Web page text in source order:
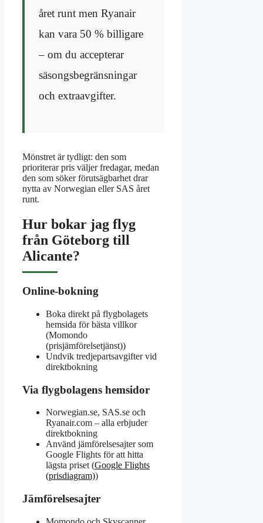
året runt men Ryanair
kan vara 50 % billigare
– om du accepterar
säsongsbegränsningar
och extraavgifter.
Mönstret är tydligt: den som
prioriterar pris väljer fredagar, medan
den som söker förutsägbarhet drar
nytta av Norwegian eller SAS året
runt.
Hur bokar jag flyg
från Göteborg till
Alicante?
Online-bokning
Boka direkt på flygbolagets
hemsida för bästa villkor
(Momondo
(prisjämförelsetjänst))
Undvik tredjepartsavgifter vid
direktbokning
Via flygbolagens hemsidor
Norwegian.se, SAS.se och
Ryanair.com – alla erbjuder
direktbokning
Använd jämförelsesajter som
Google Flights för att hitta
lägsta priset (Google Flights
(prisdiagram))
Jämförelsesajter